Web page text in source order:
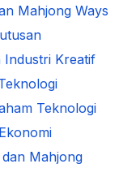
Mahjong Ways
Industri Kreatif
Teknologi
Mahjong